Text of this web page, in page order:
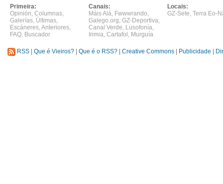
Primeira:
Opinión, Columnas,
Galerías, Últimas,
Escáneres,Anteriores,
FAQ, Buscador
Canais:
Máis Alá, Fwwwrando,
Galego.org, GZ-Deportiva,
Canal Verde, Lusofonía,
Irimia, Cartafol , Murguía
Locais:
GZ-Sete, Terra Eo-
RSS Que é Vieiros? Que é o RSS? Creative Commons Publicidade